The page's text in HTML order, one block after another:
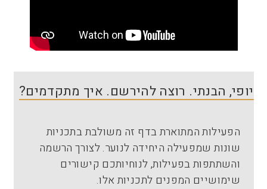
יופי, הבנתי. רוצה להירשם. איך מתקדמים?
הפעילות המתוארת בדף זה משולבת בתכניות
שונות שמפעילה היחידה לנוער. לצורך הרשמה
והשתתפות בפעילות, לנוחיותכם קישורים
שימושיים המפנים לתכניות אלו.